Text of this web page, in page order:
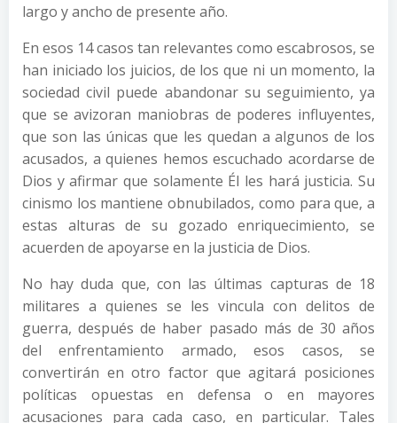
largo y ancho de presente año.
En esos 14 casos tan relevantes como escabrosos, se
han iniciado los juicios, de los que ni un momento, la
sociedad civil puede abandonar su seguimiento, ya
que se avizoran maniobras de poderes influyentes,
que son las únicas que les quedan a algunos de los
acusados, a quienes hemos escuchado acordarse de
Dios y afirmar que solamente Él les hará justicia. Su
cinismo los mantiene obnubilados, como para que, a
estas alturas de su gozado enriquecimiento, se
acuerden de apoyarse en la justicia de Dios.
No hay duda que, con las últimas capturas de 18
militares a quienes se les vincula con delitos de
guerra, después de haber pasado más de 30 años
del enfrentamiento armado, esos casos, se
convertirán en otro factor que agitará posiciones
políticas opuestas en defensa o en mayores
acusaciones para cada caso, en particular. Tales